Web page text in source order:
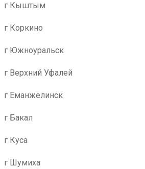
г Кыштым
г Коркино
г Южноуральск
г Верхний Уфалей
г Еманжелинск
г Бакал
г Куса
г Шумиха